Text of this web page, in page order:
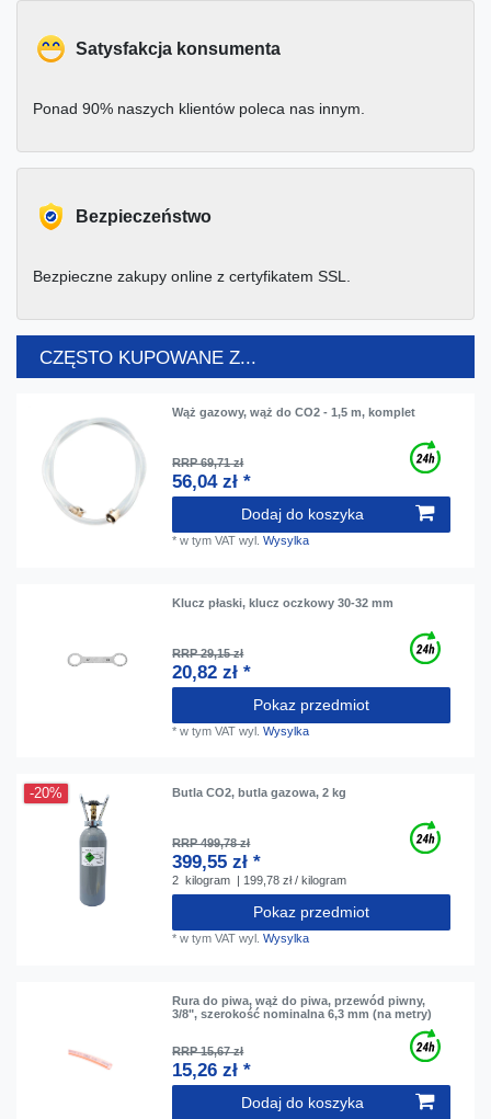
Satysfakcja konsumenta
Ponad 90% naszych klientów poleca nas innym.
Bezpieczeństwo
Bezpieczne zakupy online z certyfikatem SSL.
CZĘSTO KUPOWANE Z...
Wąż gazowy, wąż do CO2 - 1,5 m, komplet
RRP 69,71 zł
56,04 zł *
Dodaj do koszyka
*w tym VAT wyl.Wysylka
Klucz płaski, klucz oczkowy 30-32 mm
RRP 29,15 zł
20,82 zł *
Pokaz przedmiot
*w tym VAT wyl.Wysylka
-20% Butla CO2, butla gazowa, 2 kg
RRP 499,78 zł
399,55 zł *
2 kilogram | 199,78 zł / kilogram
Pokaz przedmiot
*w tym VAT wyl.Wysylka
Rura do piwa, wąż do piwa, przewód piwny,
3/8", szerokość nominalna 6,3 mm (na metry)
RRP 15,67 zł
15,26 zł *
Dodaj do koszyka